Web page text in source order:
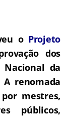
o Projeto
dos
da
A renomada
mestres,
públicos,